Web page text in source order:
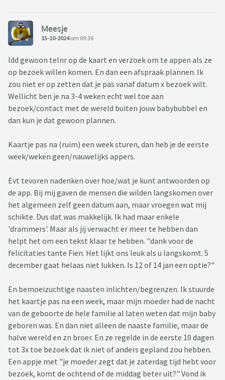
Meesje
15-10-2024om 09:36
Idd gewoon telnr op de kaart en verzoek om te appen als ze
op bezoek willen komen. En dan een afspraak plannen. Ik
zou niet er op zetten dat je pas vanaf datum x bezoek wilt.
Wellicht ben je na 3-4 weken echt wel toe aan
bezoek/contact met de wereld buiten jouw babybubbel en
dan kun je dat gewoon plannen.
Kaartje pas na (ruim) een week sturen, dan heb je de eerste
week/weken geen/nauwelijks appers.
Evt tevoren nadenken over hoe/wat je kunt antwoorden op
de app. Bij mij gaven de mensen die wilden langskomen over
het algemeen zelf geen datum aan, maar vroegen wat mij
schikte. Dus dat was makkelijk. Ik had maar enkele
'drammers'. Maar als jij verwacht er meer te hebben dan
helpt het om een tekst klaar te hebben. "dank voor de
felicitaties tante Fien. Het lijkt ons leuk als u langskomt. 5
december gaat helaas niet lukken. Is 12 of 14 jan een optie?"
En bemoeizuchtige naasten inlichten/begrenzen. Ik stuurde
het kaartje pas na een week, maar mijn moeder had de nacht
van de geboorte de hele familie al laten weten dat mijn baby
geboren was. En dan niet alleen de naaste familie, maar de
halve wereld en zn broer. En ze regelde in de eerste 10 dagen
tot 3x toe bezoek dat ik niet of anders gepland zou hebben.
Een appje met "je moeder zegt dat je zaterdag tijd hebt voor
bezoek, komt de ochtend of de middag beter uit?" Vond ik